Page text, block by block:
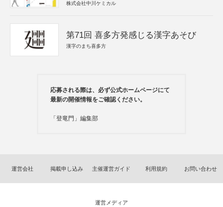
株式会社中川ケミカル
第71回 喜多方発感じる漢字あそび
漢字のまち喜多方
応募される際は、必ず公式ホームページにて
最新の開催情報をご確認ください。
「登竜門」編集部
運営会社 掲載申し込み 主催運営ガイド 利用規約 お問い合わせ
運営メディア